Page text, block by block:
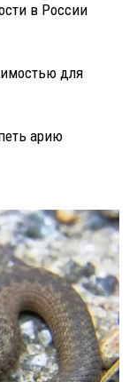
в России
для
арию